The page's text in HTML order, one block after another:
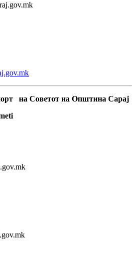
на Советот на Општина Сарај